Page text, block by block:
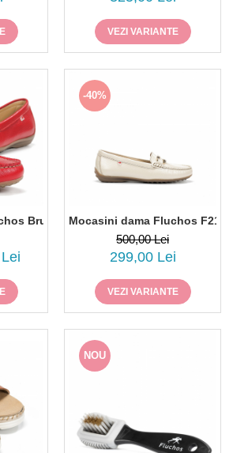
VEZI VARIANTE
Bruni F2156, piele naturala
-40%
Mocasini dama Fluchos
500,00 Lei
299,00 Lei
VEZI VARIANTE
NOU